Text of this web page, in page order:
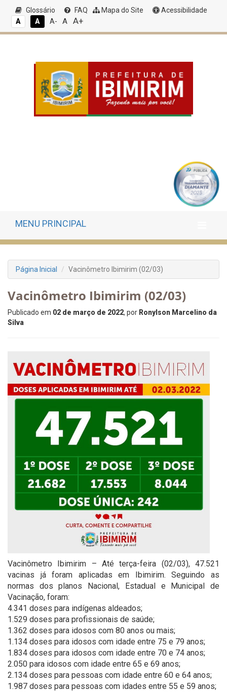
Glossário FAQ Mapa do Site
Acessibilidade
A
A A- A A+
MENU PRINCIPAL
Página Inicial Vacinômetro Ibimirim (02/03)
Vacinômetro Ibimirim (02/03)
Publicado em 02 de março de 2022, por Ronylson Marcelino da
Silva
Vacinômetro Ibimirim – Até terça-feira (02/03), 47.521
vacinas já foram aplicadas em Ibimirim. Seguindo as
normas dos planos Nacional, Estadual e Municipal de
Vacinação, foram:
4.341 doses para indígenas aldeados;
1.529 doses para profissionais de saúde;
1.362 doses para idosos com 80 anos ou mais;
1.134 doses para idosos com idade entre 75 e 79 anos;
1.834 doses para idosos com idade entre 70 e 74 anos;
2.050 para idosos com idade entre 65 e 69 anos;
2.134 doses para pessoas com idade entre 60 e 64 anos;
1.987 doses para pessoas com idades entre 55 e 59 anos;